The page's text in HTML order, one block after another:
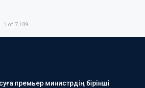
1 of 7 109
премьер министрдің бірінші